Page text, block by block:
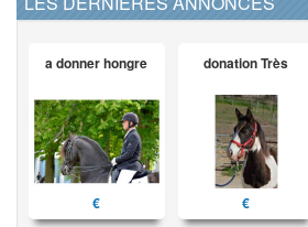
a donner hongre
€
donation Très
€